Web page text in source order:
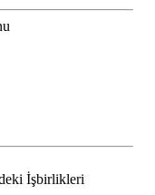
İşbirlikleri